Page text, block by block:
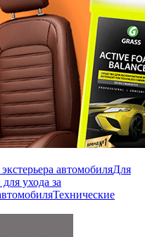
автомобиляДля
ухода за
Технические